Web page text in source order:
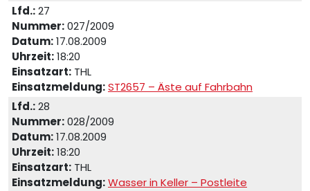
Lfd.:27
Nummer:027/2009
Datum:17.08.2009
Uhrzeit:18:20
Einsatzart: THL
Einsatzmeldung:ST2657 – Äste auf Fahrbahn
Lfd.:28
Nummer:028/2009
Datum:17.08.2009
Uhrzeit:18:20
Einsatzart: THL
Einsatzmeldung:Wasser in Keller – Postleite